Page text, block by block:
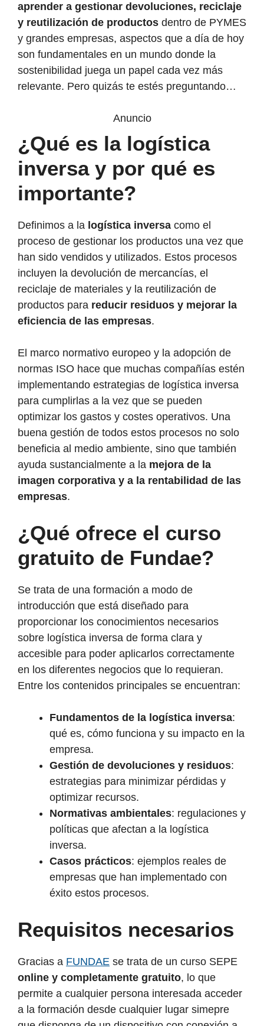
aprender a gestionar devoluciones, reciclaje
y reutilización de productos dentro de PYMES
y grandes empresas, aspectos que a día de hoy
son fundamentales en un mundo donde la
sostenibilidad juega un papel cada vez más
relevante. Pero quizás te estés preguntando…
Anuncio
¿Qué es la logística
inversa y por qué es
importante?
Definimos a la logística inversa como el
proceso de gestionar los productos una vez que
han sido vendidos y utilizados. Estos procesos
incluyen la devolución de mercancías, el
reciclaje de materiales y la reutilización de
productos para reducir residuos y mejorar la
eficiencia de las empresas.
El marco normativo europeo y la adopción de
normas ISO hace que muchas compañías estén
implementando estrategias de logística inversa
para cumplirlas a la vez que se pueden
optimizar los gastos y costes operativos. Una
buena gestión de todos estos procesos no solo
beneficia al medio ambiente, sino que también
ayuda sustancialmente a la mejora de la
imagen corporativa y a la rentabilidad de las
empresas.
¿Qué ofrece el curso
gratuito de Fundae?
Se trata de una formación a modo de
introducción que está diseñado para
proporcionar los conocimientos necesarios
sobre logística inversa de forma clara y
accesible para poder aplicarlos correctamente
en los diferentes negocios que lo requieran.
Entre los contenidos principales se encuentran:
Fundamentos de la logística inversa:
qué es, cómo funciona y su impacto en la
empresa.
Gestión de devoluciones y residuos:
estrategias para minimizar pérdidas y
optimizar recursos.
Normativas ambientales: regulaciones y
políticas que afectan a la logística
inversa.
Casos prácticos: ejemplos reales de
empresas que han implementado con
éxito estos procesos.
Requisitos necesarios
Gracias a FUNDAE se trata de un curso SEPE
online y completamente gratuito, lo que
permite a cualquier persona interesada acceder
a la formación desde cualquier lugar simepre